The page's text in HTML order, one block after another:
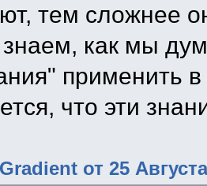
тем сложнее
как мы
применить
что эти
от 25